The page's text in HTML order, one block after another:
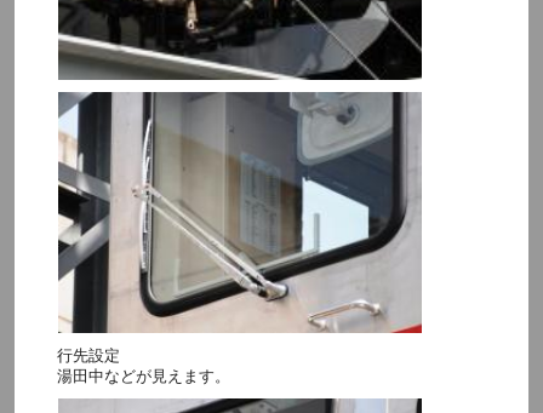
行先設定
湯田中などが見えます。